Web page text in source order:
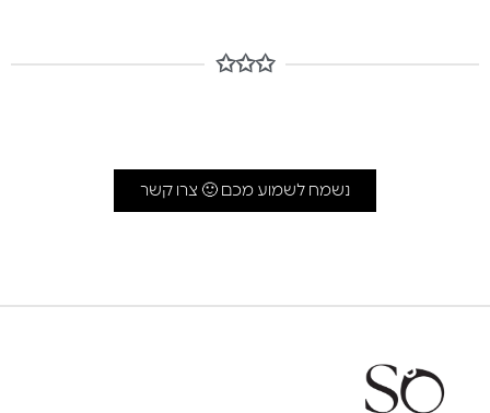
✩✩✩
נשמח לשמוע מכם 🙂 צרו קשר